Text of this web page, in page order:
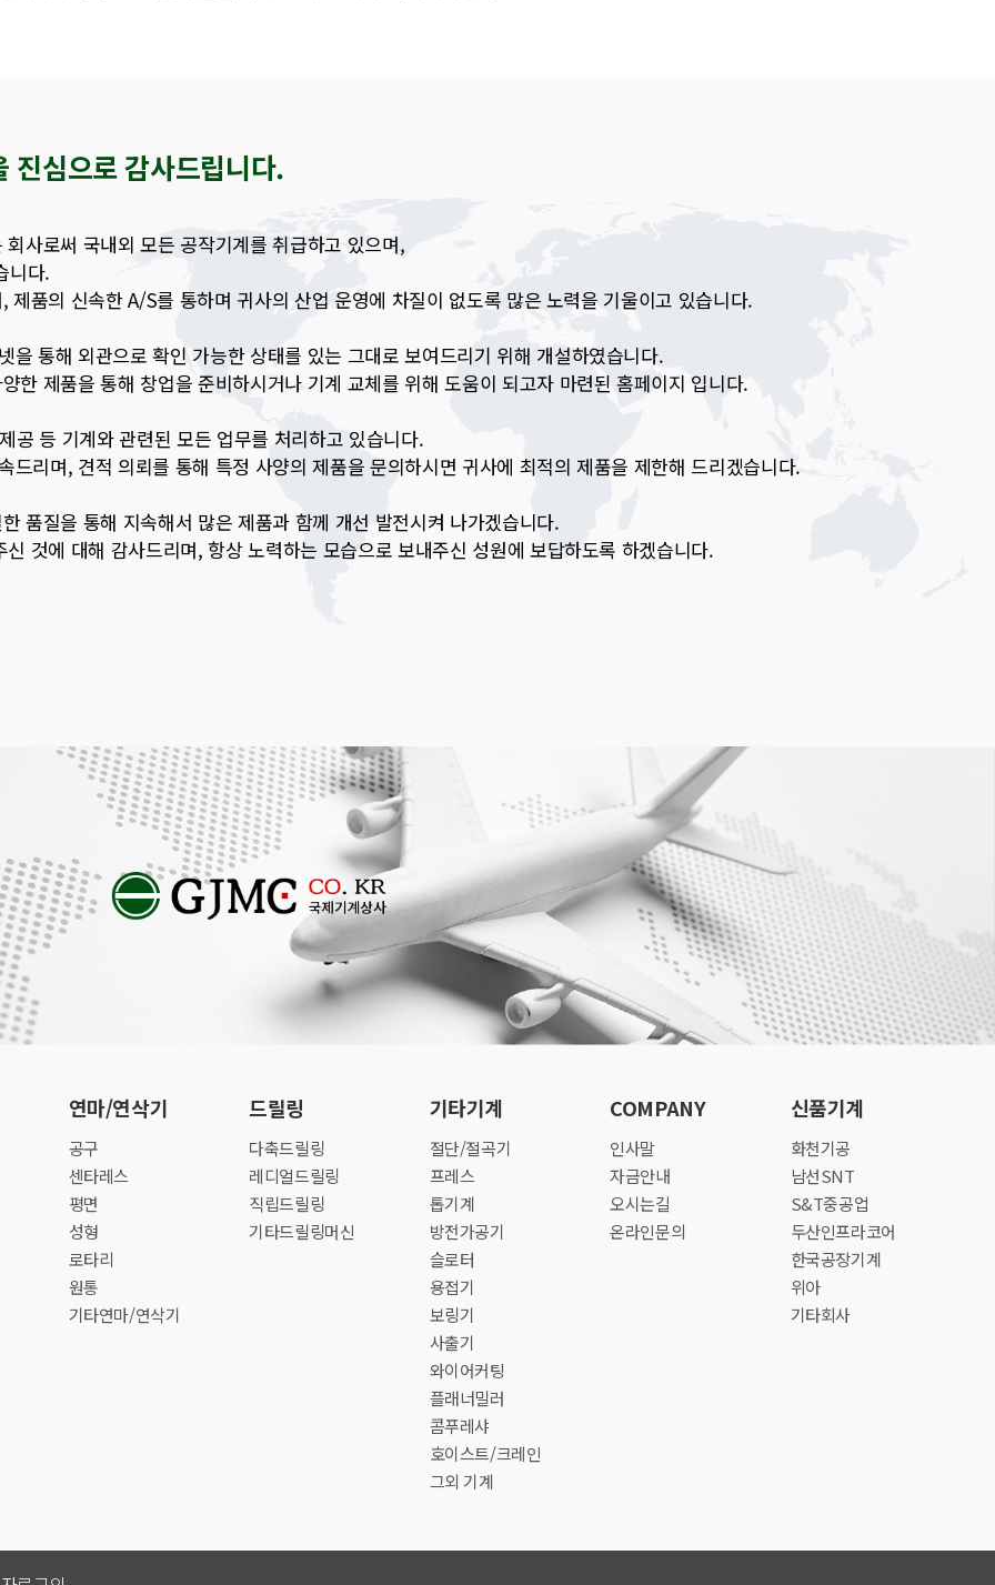
진심으로 감사드립니다.
사로써 국내외 모든 공작기계를 취급하고 있으며,
니다.
품의 신속한 A/S를 통하며 귀사의 산업 운영에 차질이 없도록 많은 노력을 기울이고 있습니다.
통해 외관으로 확인 가능한 상태를 있는 그대로 보여드리기 위해 개설하였습니다.
한 제품을 통해 창업을 준비하시거나 기계 교체를 위해 도움이 되고자 마련된 홈페이지 입니다.
공 등 기계와 관련된 모든 업무를 처리하고 있습니다.
리며, 견적 의뢰를 통해 특정 사양의 제품을 문의하시면 귀사에 최적의 제품을 제한해 드리겠습니다.
품질을 통해 지속해서 많은 제품과 함께 개선 발전시켜 나가겠습니다.
것에 대해 감사드리며, 항상 노력하는 모습으로 보내주신 성원에 보답하도록 하겠습니다.
연마/연삭기
공구
센타레스
평면
성형
로타리
원통
기타연마/연삭기
드릴링
다축드릴링
레디얼드릴링
직립드릴링
기타드릴링머신
기타기계
절단/절곡기
프레스
톱기계
방전가공기
슬로터
용접기
보링기
사출기
와이어커팅
플래너밀러
콤푸레샤
호이스트/크레인
그외 기계
COMPANY
인사말
자금안내
오시는길
온라인문의
신품기계
화천기공
남선SNT
S&T중공업
두산인프라코어
한국공장기계
위아
기타회사